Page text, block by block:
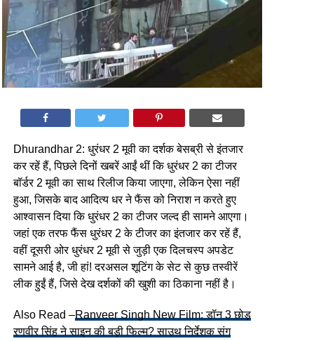
Dhurandhar 2: धुरंधर 2 मूवी का दर्शक बेसब्री से इंतजार
कर रहें हैं, पिछले दिनों खबरें आईं थीं कि धुरंधर 2 का टीजर
बॉर्डर 2 मूवी का साथ रिलीज किया जाएगा, लेकिन ऐसा नहीं
हुआ, जिसके बाद आदित्य धर ने फैंस को निराश न करते हुए
आश्वासन दिया कि धुरंधर 2 का टीजर जल्द ही सामने आएगा।
जहां एक तरफ फैंस धुरंधर 2 के टीजर का इंतजार कर रहें हैं,
वहीं दूसरी ओर धुरंधर 2 मूवी से जुड़ी एक दिलचस्प अपडेट
सामने आई है, जी हां! दरअसल शूटिंग के सेट से कुछ तस्वीरें
लीक हुईं हैं, जिसे देख दर्शकों की खुशी का ठिकाना नहीं है।
Also Read –Ranveer Singh New Film: डॉन 3 छोड़
रणवीर सिंह ने साइन की बड़ी फिल्म? साउथ निर्देशक संग